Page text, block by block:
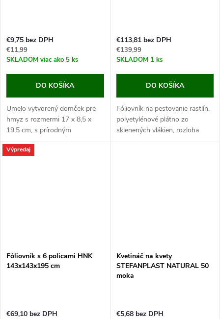
€9,75 bez DPH
€11,99
SKLADOM viac ako 5 ks
DO KOŠÍKA
Umelo vytvorený domček pre
hmyz s rozmermi 17 x 8,5 x
19,5 cm, s prírodným
výplňovým materiálom (šišky,
bambus, navŕtané polienka).
€113,81 bez DPH
€139,99
SKLADOM 1 ks
DO KOŠÍKA
Fóliovník na pestovanie rastlín,
polyetylénové plátno zo
sklenených vlákien, rozloha
9m2, 6 okienok, rozmery
Výpredaj
Fóliovník s 6 policami HNK
143x143x195 cm
€69,10 bez DPH
Kvetináč na kvety
STEFANPLAST NATURAL 50
moka
€5,68 bez DPH